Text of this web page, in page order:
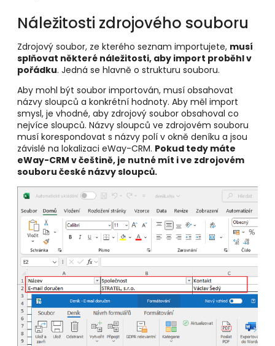
Náležitosti zdrojového souboru
Zdrojový soubor, ze kterého seznam importujete, musí
splňovat některé náležitosti, aby import proběhl v
pořádku. Jedná se hlavně o strukturu souboru.
Aby mohl být soubor importován, musí obsahovat
názvy sloupců a konkrétní hodnoty. Aby měl import
smysl, je vhodné, aby zdrojový soubor obsahoval co
nejvíce sloupců. Názvy sloupců ve zdrojovém souboru
musí korespondovat s názvy polí v okně deníku a jsou
závislé na lokalizaci eWay-CRM. Pokud tedy máte
eWay-CRM v češtině, je nutné mít i ve zdrojovém
souboru české názvy sloupců.